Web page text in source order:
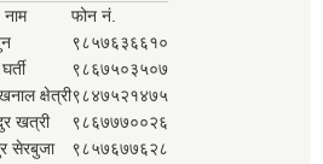
नाम
फोन नं.
९८५७६३६६१०
९८६७५०३५०७
क्षेत्री९८४७५२१४७५
खत्री
९८६७७७००२६
सेरबुजा ९८५७६७७६२८